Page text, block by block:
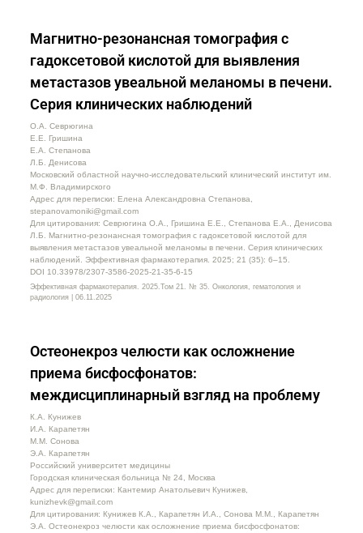
Магнитно-резонансная томография с
гадоксетовой кислотой для выявления
метастазов увеальной меланомы в печени.
Серия клинических наблюдений
О.А. Севрюгина
Е.Е. Гришина
Е.А. Степанова
Л.Б. Денисова
Московский областной научно-исследовательский клинический институт им.
М.Ф. Владимирского
Адрес для переписки: Елена Александровна Степанова,
stepanovamoniki@gmail.com
Для цитирования: Севрюгина О.А., Гришина Е.Е., Степанова Е.А., Денисова
Л.Б. Магнитно-резонансная томография с гадоксетовой кислотой для
выявления метастазов увеальной меланомы в печени. Серия клинических
наблюдений. Эффективная фармакотерапия. 2025; 21 (35): 6–15.
DOI 10.33978/2307-3586-2025-21-35-6-15
Эффективная фармакотерапия. 2025.Том 21. № 35. Онкология, гематология и
радиология | 06.11.2025
Остеонекроз челюсти как осложнение
приема бисфосфонатов:
междисциплинарный взгляд на проблему
К.А. Кунижев
И.А. Карапетян
М.М. Сонова
Э.А. Карапетян
Российский университет медицины
Городская клиническая больница № 24, Москва
Адрес для переписки: Кантемир Анатольевич Кунижев,
kunizhevk@gmail.com
Для цитирования: Кунижев К.А., Карапетян И.А., Сонова М.М., Карапетян
Э.А. Остеонекроз челюсти как осложнение приема бисфосфонатов: